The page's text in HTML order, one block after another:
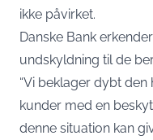
ikke påvirket.
Danske Bank
undskyldning til de
“Vi beklager dybt
kunder med en
denne situation kan